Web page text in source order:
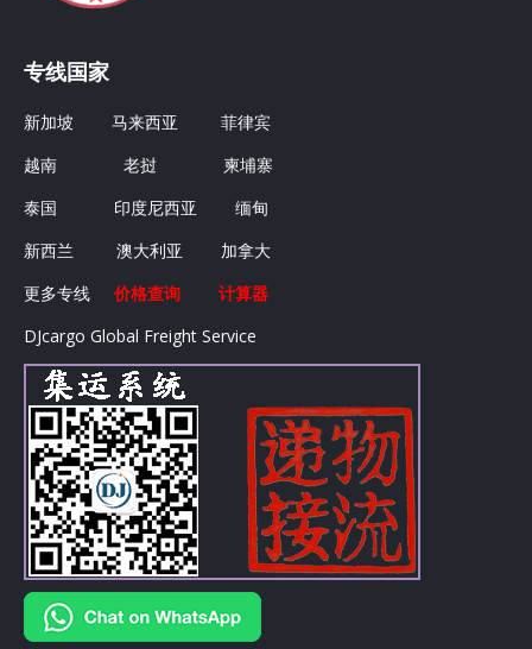
专线国家
新加坡 马来西亚
菲律宾
越南
老挝
柬埔寨
泰国
印度尼西亚
缅甸
新西兰
澳大利亚
加拿大
更多专线
价格查询
计算器
DJcargo Global Freight Service